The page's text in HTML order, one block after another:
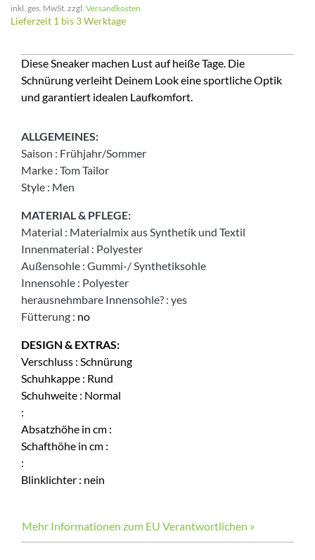
inkl. ges. MwSt. zzgl. Versandkosten
Lieferzeit 1 bis 3 Werktage
Diese Sneaker machen Lust auf heiße Tage. Die
Schnürung verleiht Deinem Look eine sportliche Optik
und garantiert idealen Laufkomfort.
ALLGEMEINES:
Saison : Frühjahr/Sommer
Marke : Tom Tailor
Style : Men
MATERIAL & PFLEGE:
Material : Materialmix aus Synthetik und Textil
Innenmaterial : Polyester
Außensohle : Gummi-/ Synthetiksohle
Innensohle : Polyester
herausnehmbare Innensohle? : yes
Fütterung : no
DESIGN & EXTRAS:
Verschluss : Schnürung
Schuhkappe : Rund
Schuhweite : Normal
:
Absatzhöhe in cm :
Schafthöhe in cm :
:
Blinklichter : nein
Mehr Informationen zum EU Verantwortlichen »